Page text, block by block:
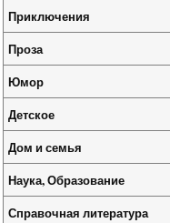
Приключения
Проза
Юмор
Детское
Дом и семья
Наука, Образование
Справочная литература